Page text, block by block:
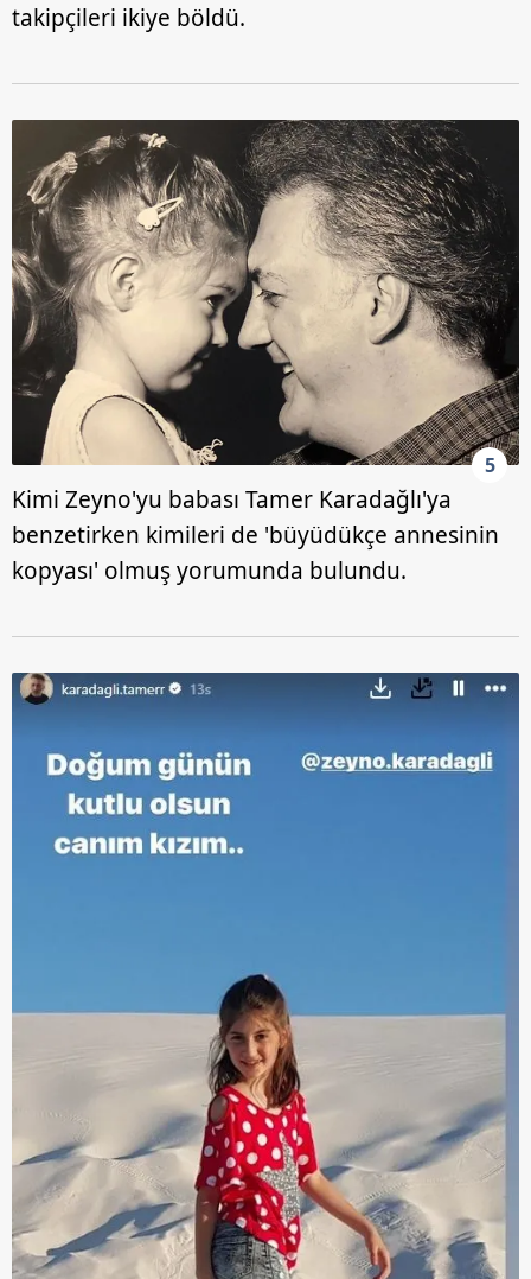
takipçileri ikiye böldü.
5
Kimi Zeyno'yu babası Tamer Karadağlı'ya
benzetirken kimileri de 'büyüdükçe annesinin
kopyası' olmuş yorumunda bulundu.